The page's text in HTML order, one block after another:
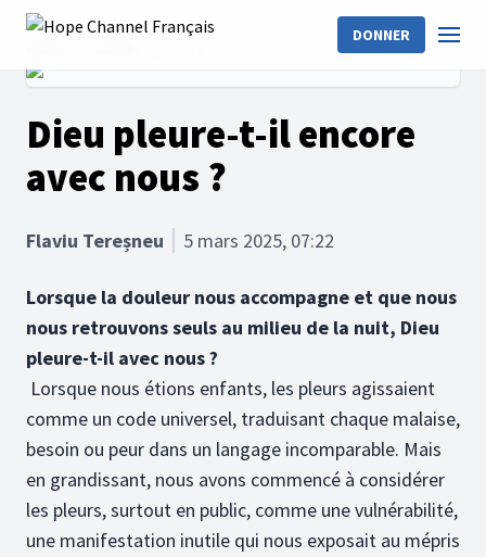
DONNER
Dieu pleure-t-il encore avec nous ?
Dieu pleure-t-il encore
avec nous ?
Flaviu Tereșneu 5 mars 2025, 07:22
Lorsque la douleur nous accompagne et que nous
nous retrouvons seuls au milieu de la nuit, Dieu
pleure-t-il avec nous ?
Lorsque nous étions enfants, les pleurs agissaient
comme un code universel, traduisant chaque malaise,
besoin ou peur dans un langage incomparable. Mais
en grandissant, nous avons commencé à considérer
les pleurs, surtout en public, comme une vulnérabilité,
une manifestation inutile qui nous exposait au mépris